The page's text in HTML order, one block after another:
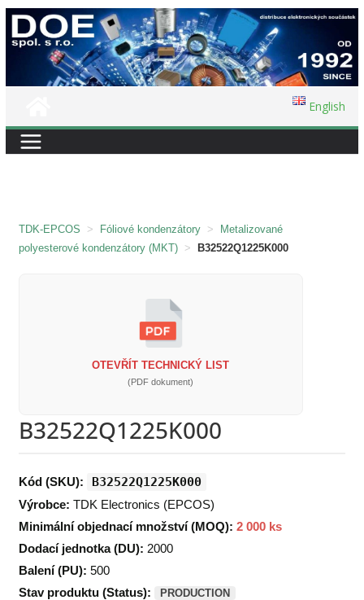
Přeskočit
na
English
TDK-EPCOS > Fóliové kondenzátory >
Metalizované
polyesterové kondenzátory (MKT) > B32522Q1225K000
OTEVŘÍT TECHNICKÝ LIST
(PDF dokument)
B32522Q1225K000
Kód (SKU): B32522Q1225K000
Výrobce: TDK Electronics (EPCOS)
Minimální objednací množství (MOQ): 2 000 ks
Dodací jednotka (DU): 2000
Balení (PU): 500
Stav produktu (Status):
PRODUCTION